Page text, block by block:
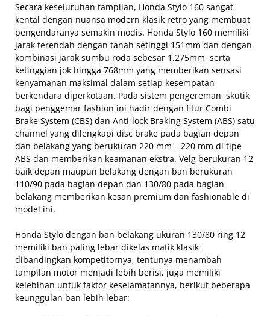
Secara keseluruhan tampilan, Honda Stylo 160 sangat
kental dengan nuansa modern klasik retro yang membuat
pengendaranya semakin modis. Honda Stylo 160 memiliki
jarak terendah dengan tanah setinggi 151mm dan dengan
kombinasi jarak sumbu roda sebesar 1,275mm, serta
ketinggian jok hingga 768mm yang memberikan sensasi
kenyamanan maksimal dalam setiap kesempatan
berkendara diperkotaan. Pada sistem pengereman, skutik
bagi penggemar fashion ini hadir dengan fitur Combi
Brake System (CBS) dan Anti-lock Braking System (ABS) satu
channel yang dilengkapi disc brake pada bagian depan
dan belakang yang berukuran 220 mm – 220 mm di tipe
ABS dan memberikan keamanan ekstra. Velg berukuran 12
baik depan maupun belakang dengan ban berukuran
110/90 pada bagian depan dan 130/80 pada bagian
belakang memberikan kesan premium dan fashionable di
model ini.
Honda Stylo dengan ban belakang ukuran 130/80 ring 12
memiliki ban paling lebar dikelas matik klasik
dibandingkan kompetitornya, tentunya menambah
tampilan motor menjadi lebih berisi, juga memiliki
kelebihan untuk faktor keselamatannya, berikut beberapa
keunggulan ban lebih lebar: